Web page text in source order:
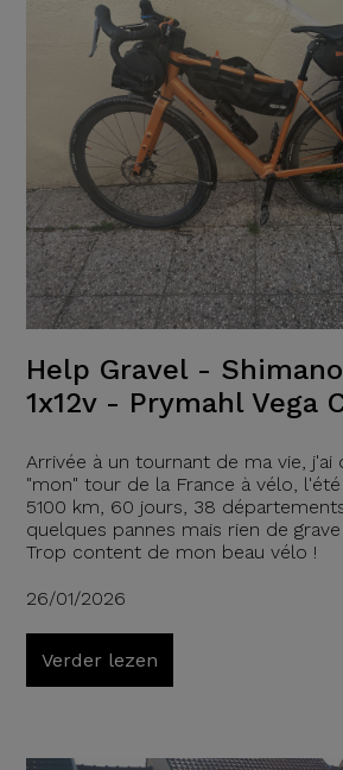
Help Gravel -
1x12v - Prymahl Vega
Arrivée à un tournant de ma vie, j'ai
"mon" tour de la France à vélo,
5100 km, 60 jours, 38
quelques pannes mais rien de
Trop content de mon beau vélo !
26/01/2026
Verder lezen